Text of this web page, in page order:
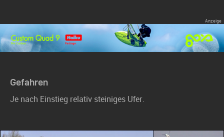
Gefahren
Je nach Einstieg relativ steiniges Ufer.